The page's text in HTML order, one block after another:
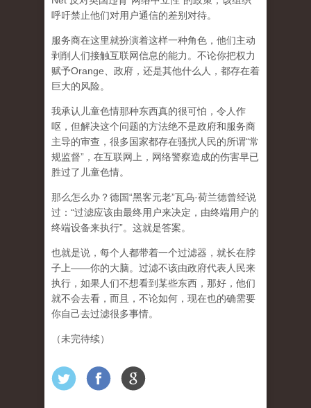
呼吁禁止他们对用户通信的差别对待。
服务商在这里就扮演着这样一种角色，他们主动
剥削人们接触互联网信息的能力。不论你把权力
赋予Orange、政府，还是其他什么人，都存在着
巨大的风险。
我承认儿童色情那种东西真的很可怕，令人作
呕，但解决这个问题的方法绝不是政府和服务商
主导的审查，很多国家都存在骚扰人民的所谓“常
规监督”，在互联网上，网络警察造成的伤害早已
胜过了儿童色情。
那么怎么办？德国“黑客元老”瓦乌·荷兰德曾经说
过：“过滤应该由最终用户来决定，由终端用户的
终端设备来执行”。这就是答案。
也就是说，每个人都带着一个过滤器，就长在脖
子上——你的大脑。过滤不该由政府代表人民来
执行，如果人们不想看到某些东西，那好，他们
就不会去看，而且，不论如何，现在也的确需要
你自己去过滤很多事情。
（未完待续）